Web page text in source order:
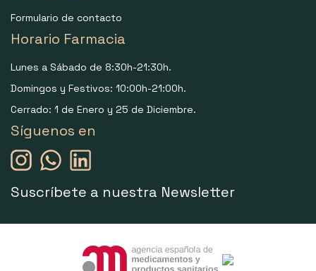
Formulario de contacto
Horario Farmacia
Lunes a Sábado de 8:30h-21:30h.
Domingos y Festivos: 10:00h-21:00h.
Cerrado: 1 de Enero y 25 de Diciembre.
Síguenos en
Suscríbete a nuestra Newsletter